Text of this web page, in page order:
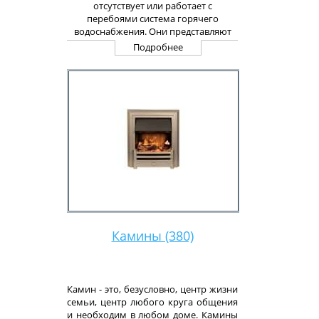
отсутствует или работает с
перебоями система горячего
водоснабжения. Они представляют
собой емкость, в которой жидкость
нагревается и затем передается к
потребителю.
Подробнее
Камины (380)
Камин - это, безусловно, центр жизни
семьи, центр любого круга общения
и необходим в любом доме. Камины